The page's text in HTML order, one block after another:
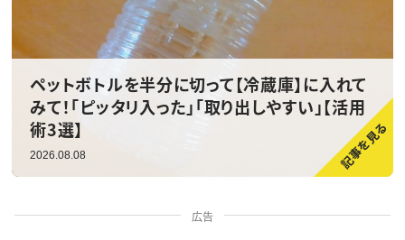
ペットボトルを半分に切って【冷蔵庫】に入れて
みて！「ピッタリ入った」「取り出しやすい」【活用
術3選】
2026.08.08
広告